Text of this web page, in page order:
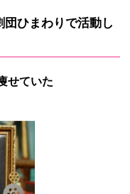
ひまわりで活動し
せていた